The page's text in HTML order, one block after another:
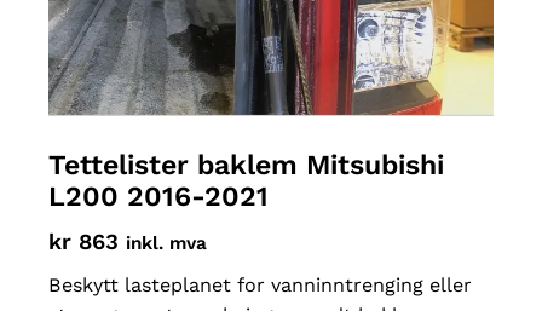
Tettelister baklem Mitsubishi
L200 2016-2021
kr 863 inkl. mva
Beskytt lasteplanet for vanninntrenging eller